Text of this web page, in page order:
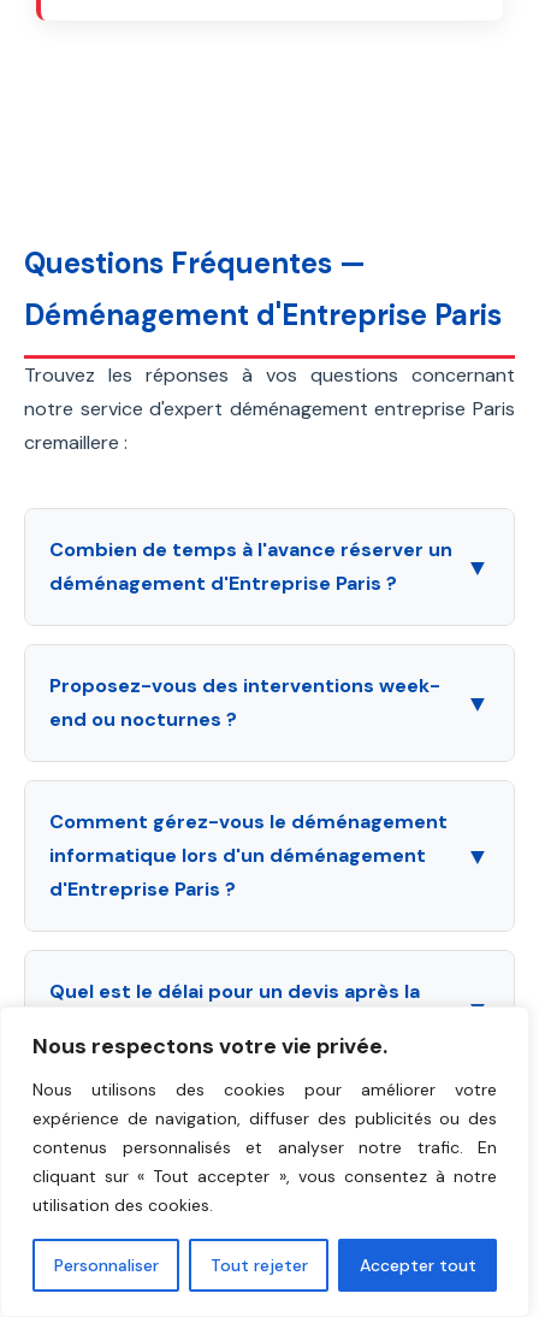
Nous respectons votre vie privée.
Nous utilisons des cookies pour améliorer votre
expérience de navigation, diffuser des publicités ou des
contenus personnalisés et analyser notre trafic. En
cliquant sur « Tout accepter », vous consentez à notre
utilisation des cookies.
Personnaliser Tout rejeter Accepter tout
Questions Fréquentes —
Déménagement d'Entreprise Paris
Trouvez les réponses à vos questions concernant
notre service d'expert déménagement entreprise Paris
cremaillere :
Combien de temps à l'avance réserver un
déménagement d'Entreprise Paris ?
▼
Nous recommandons2 à 4 semaines d'avance
réservation des monte-meubles, les démarches
administratives (autorisation de stationnement) et
la coordination avec vos équipes. Pour les
72 heures.
Proposez-vous des interventions week-
end ou nocturnes ?
▼
Oui, absolument. Pour les entreprises nécessitant
interventionssamedi et dimanche, ainsi que
créneaux nocturnes (22h-6h). Tarifications
adaptées selon créneau horaire.
Comment gérez-vous le déménagement
informatique lors d'un déménagement
d'Entreprise Paris ?
▼
Notre équipe IT certifiée gèrela déconnexion
protégée , letransport et la reconnexion
avec tests opérationnels. Aucune perte
de données garantie avec protocoles de sécurité
bancaires.
Quel est le délai pour un devis après la
▼
Vous recevez votredevis personnalisé sous 24
heuresaprès visite technique. Devis détaillé avec
prix fixe, délais, équipe dédiée et assurance.Aucun
engagementde votre part.
Incluez-vous le nettoyage de l'ancien site
dans le transfert ?
▼
Oui, lenettoyage de l'ancien site est inclus
notre service. Sols, vitres, sanitaires, cuisine — nous
remettons les lieux à neuf pour faciliter la
Proposez-vous du stockage temporaire si
les délais ne correspondent pas ?
▼